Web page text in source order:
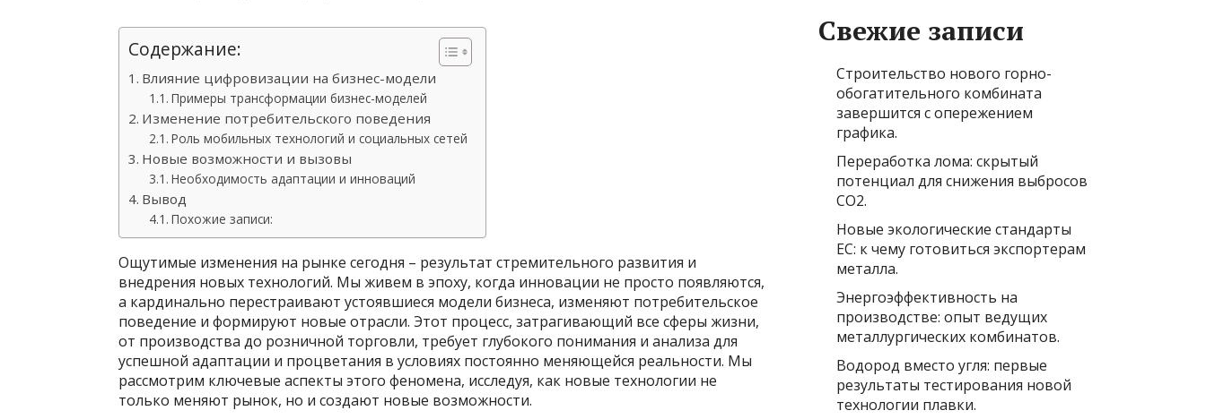
Содержание:
Влияние цифровизации на бизнес-модели
Примеры трансформации бизнес-моделей
Изменение потребительского поведения
Роль мобильных технологий и социальных сетей
Новые возможности и вызовы
Необходимость адаптации и инноваций
Вывод
Похожие записи:
Ощутимые изменения на рынке сегодня – результат стремительного развития и
внедрения новых технологий. Мы живем в эпоху, когда инновации не просто появляются,
а кардинально перестраивают устоявшиеся модели бизнеса, изменяют потребительское
поведение и формируют новые отрасли. Этот процесс, затрагивающий все сферы жизни,
от производства до розничной торговли, требует глубокого понимания и анализа для
успешной адаптации и процветания в условиях постоянно меняющейся реальности. Мы
рассмотрим ключевые аспекты этого феномена, исследуя, как новые технологии не
только меняют рынок, но и создают новые возможности.
Свежие записи
Строительство нового горно-
обогатительного комбината
завершится с опережением
графика.
Переработка лома: скрытый
потенциал для снижения выбросов
CO2.
Новые экологические стандарты
ЕС: к чему готовиться экспортерам
металла.
Энергоэффективность на
производстве: опыт ведущих
металлургических комбинатов.
Водород вместо угля: первые
результаты тестирования новой
технологии плавки.